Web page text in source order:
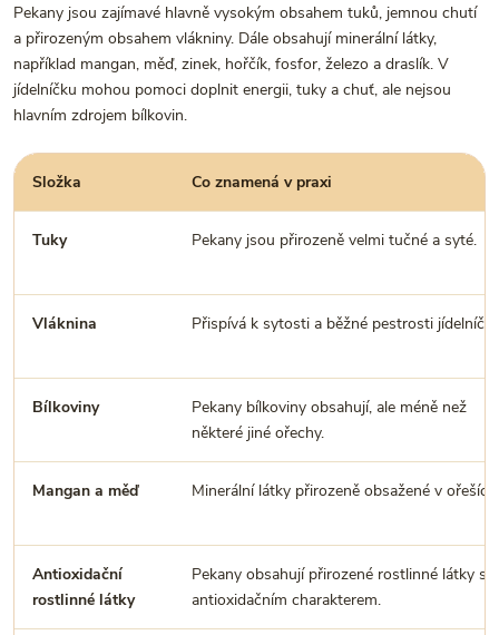
Pekany jsou zajímavé hlavně vysokým obsahem tuků, jemnou chutí
a přirozeným obsahem vlákniny. Dále obsahují minerální látky,
například mangan, měď, zinek, hořčík, fosfor, železo a draslík. V
jídelníčku mohou pomoci doplnit energii, tuky a chuť, ale nejsou
hlavním zdrojem bílkovin.
Složka Co znamená v praxi
Tuky Pekany jsou přirozeně velmi tučné a syté.
Vláknina Přispívá k sytosti a běžné pestrosti
Bílkoviny
Pekany bílkoviny obsahují, ale méně než
některé jiné ořechy.
Mangan a měď Minerální látky přirozeně obsažené v ořeších.
Antioxidační
rostlinné látky
Pekany obsahují přirozené rostlinné látky s
antioxidačním charakterem.